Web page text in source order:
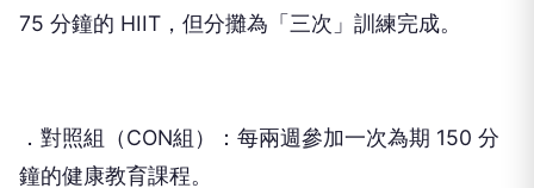
75 分鐘的 HIIT，但分攤為「三次」訓練完成。
．對照組（CON組）：每兩週參加一次為期 150 分
鐘的健康教育課程。